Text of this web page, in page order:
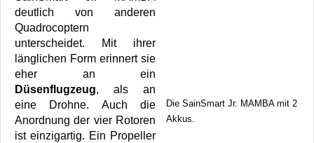
Die SainSmart Jr. MAMBA mit 2
Akkus.
deutlich von anderen
Quadrocoptern
unterscheidet. Mit ihrer
länglichen Form erinnert sie
eher an ein
Düsenflugzeug, als an
eine Drohne. Auch die
Anordnung der vier Rotoren
ist einzigartig. Ein Propeller